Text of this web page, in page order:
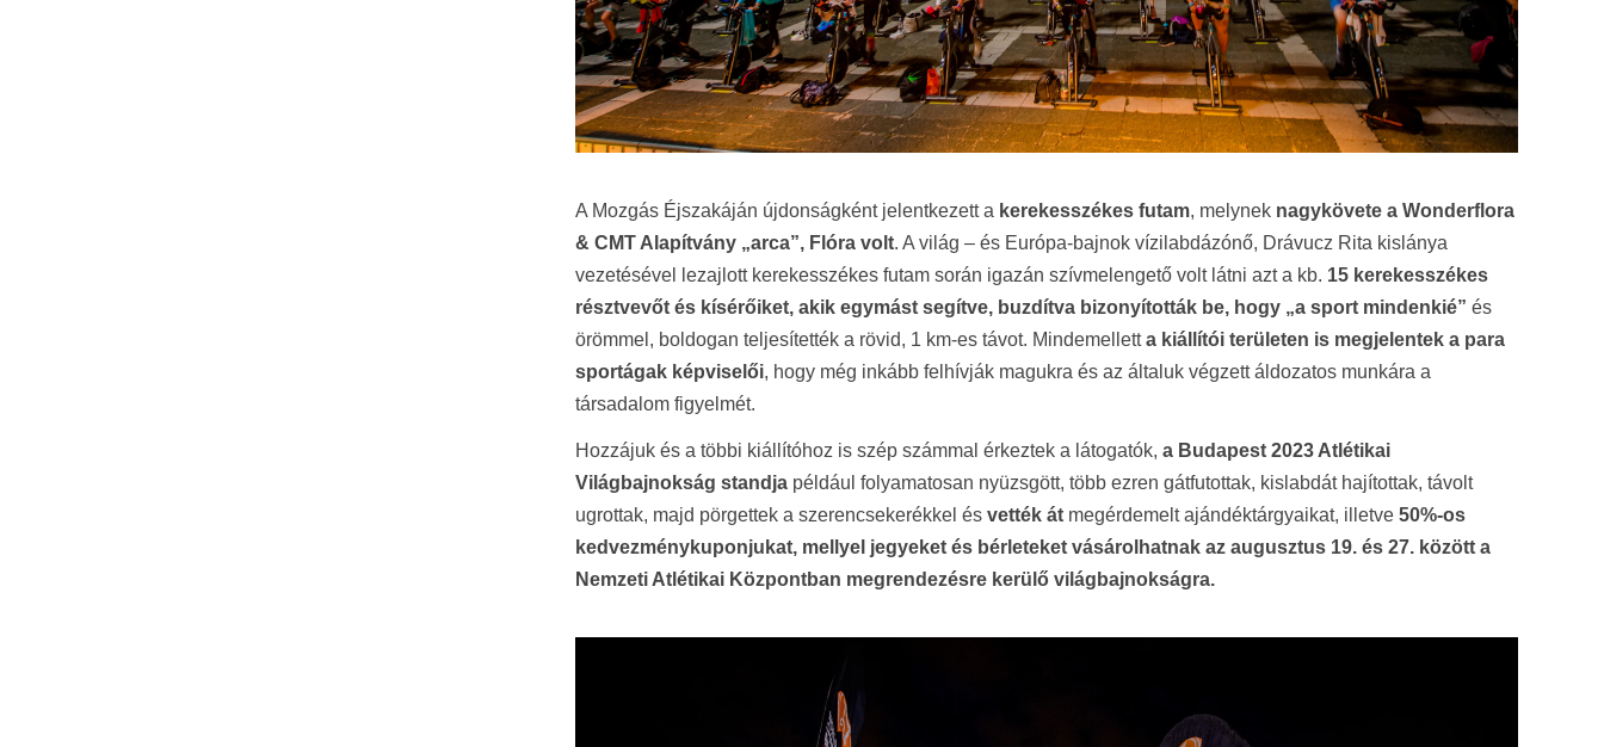
A Mozgás Éjszakáján újdonságként jelentkezett a kerekesszékes futam, melynek nagykövete a Wonderflora
& CMT Alapítvány „arca”, Flóra volt. A világ – és Európa-bajnok vízilabdázónő, Drávucz Rita kislánya
vezetésével lezajlott kerekesszékes futam során igazán szívmelengető volt látni azt a kb. 15 kerekesszékes
résztvevőt és kísérőiket, akik egymást segítve, buzdítva bizonyították be, hogy „a sport mindenkié” és
örömmel, boldogan teljesítették a rövid, 1 km-es távot. Mindemelletta kiállítói területen is megjelentek a para
sportágak képviselői, hogy még inkább felhívják magukra és az általuk végzett áldozatos munkára a
társadalom figyelmét.
Hozzájuk és a többi kiállítóhoz is szép számmal érkeztek a látogatók, a Budapest 2023 Atlétikai
Világbajnokság standja például folyamatosan nyüzsgött, több ezren gátfutottak, kislabdát hajítottak, távolt
ugrottak, majd pörgettek a szerencsekerékkel és vették át megérdemelt ajándéktárgyaikat, illetve 50%-os
kedvezménykuponjukat, mellyel jegyeket és bérleteket vásárolhatnak az augusztus 19. és 27. között a
Nemzeti Atlétikai Központban megrendezésre kerülő világbajnokságra.